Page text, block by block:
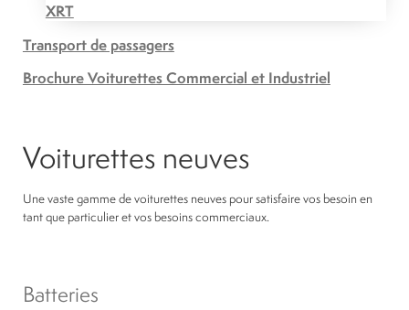
XRT
Transport de passagers
Brochure Voiturettes Commercial et Industriel
Voiturettes neuves
Une vaste gamme de voiturettes neuves pour satisfaire vos besoin en
tant que particulier et vos besoins commerciaux.
Batteries